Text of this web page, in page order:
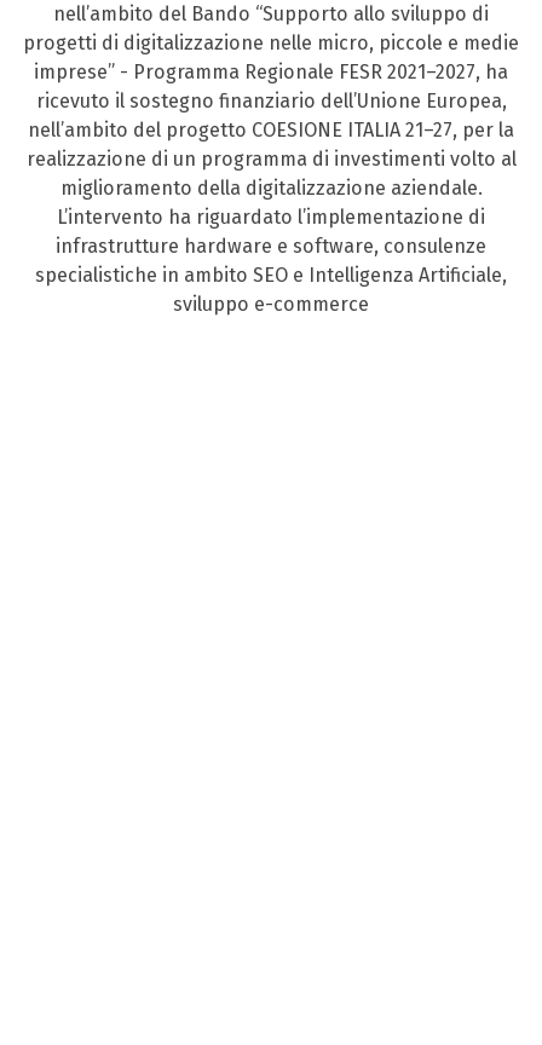
nell’ambito del Bando “Supporto allo sviluppo di
progetti di digitalizzazione nelle micro, piccole e medie
imprese” - Programma Regionale FESR 2021–2027, ha
ricevuto il sostegno finanziario dell’Unione Europea,
nell’ambito del progetto COESIONE ITALIA 21–27, per la
realizzazione di un programma di investimenti volto al
miglioramento della digitalizzazione aziendale.
L’intervento ha riguardato l’implementazione di
infrastrutture hardware e software, consulenze
specialistiche in ambito SEO e Intelligenza Artificiale,
sviluppo e-commerce